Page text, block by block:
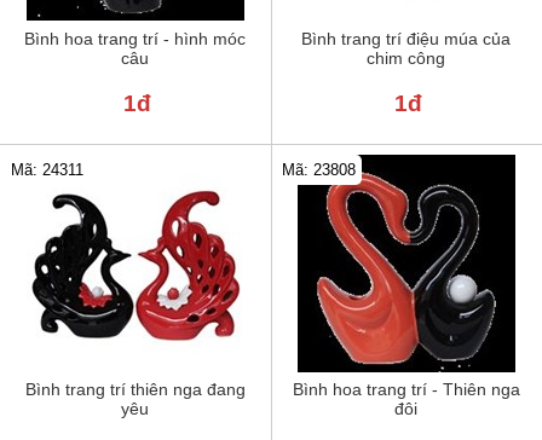
Bình hoa trang trí - hình móc
câu
1đ
Bình trang trí điệu múa của
chim công
1đ
Bình trang trí thiên nga đang
yêu
Mã: 24311
Bình hoa trang trí - Thiên nga
đôi
Mã: 23808